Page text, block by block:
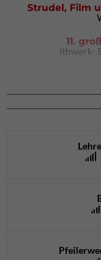
Strudel, Film
11.
Ithwerk-
DAV Kletter- &